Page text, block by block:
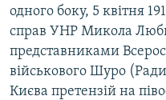
одного боку, 5 квітня
справ УНР Микола
представниками
військового Шуро
Києва претензій на